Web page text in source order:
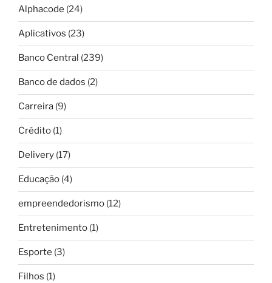
Alphacode (24)
Aplicativos (23)
Banco Central (239)
Banco de dados (2)
Carreira (9)
Crédito (1)
Delivery (17)
Educação (4)
empreendedorismo (12)
Entretenimento (1)
Esporte (3)
Filhos (1)